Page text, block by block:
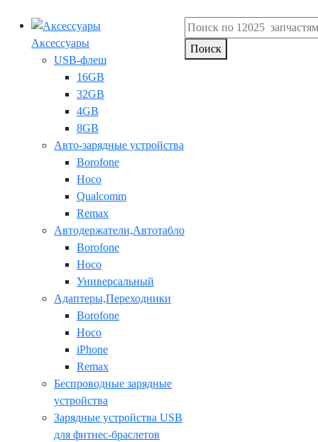
Аксессуары
USB-флеш
16GB
32GB
4GB
8GB
Авто-зарядные устройства
Borofone
Hoco
Qualcomm
Remax
Автодержатели,Автотабло
Borofone
Hoco
Универсальный
Адаптеры,Переходники
Borofone
Hoco
iPhone
Remax
Беспроводные зарядные
устройства
Зарядные устройства USB
для фитнес-браслетов
Поиск